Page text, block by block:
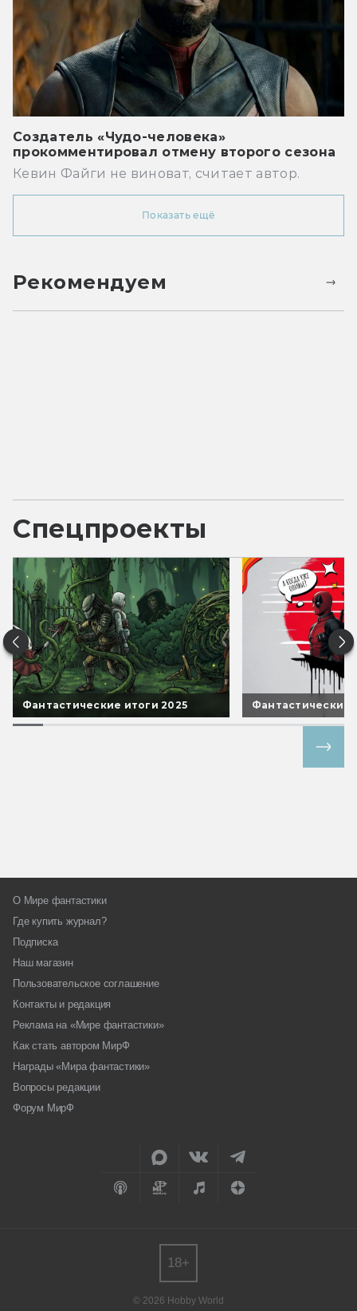
Создатель «Чудо-человека»
прокомментировал отмену второго сезона
Кевин Файги не виноват, считает автор.
Показать ещё
Рекомендуем
Спецпроекты
Фантастические итоги 2025 Фантастические
О Мире фантастики
Где купить журнал?
Подписка
Наш магазин
Пользовательское соглашение
Контакты и редакция
Реклама на «Мире фантастики»
Как стать автором МирФ
Награды «Мира фантастики»
Вопросы редакции
Форум МирФ
© 2026 Hobby World
18+